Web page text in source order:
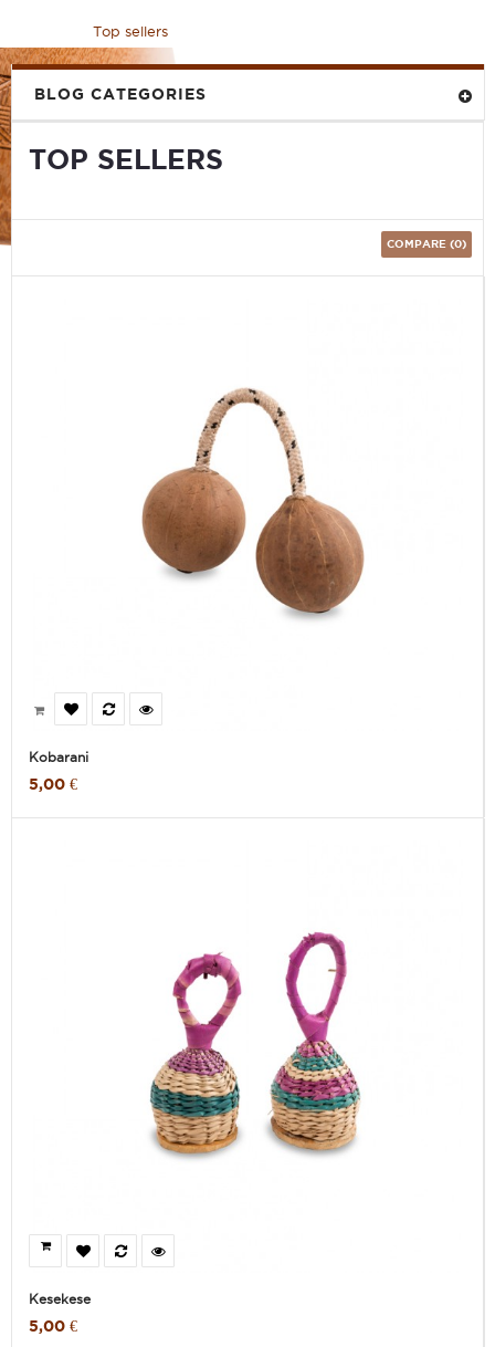
Top sellers
BLOG CATEGORIES
TOP SELLERS
COMPARE (0)
Kobarani
5,00 €
Kesekese
5,00 €